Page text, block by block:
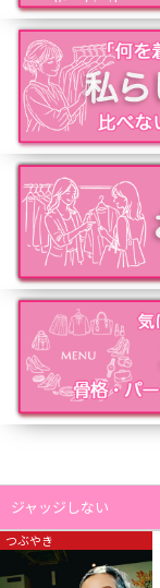
ジャッジしない
つぶやき